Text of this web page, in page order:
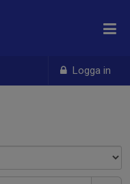
Logga in